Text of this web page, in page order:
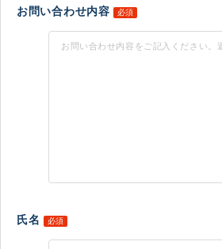
お問い合わせ内容 必須
氏名 必須